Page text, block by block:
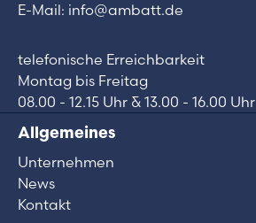
E-Mail: info@ambatt.de
telefonische Erreichbarkeit
Montag bis Freitag
08.00 - 12.15 Uhr & 13.00 - 16.00 Uhr
Allgemeines
Unternehmen
News
Kontakt